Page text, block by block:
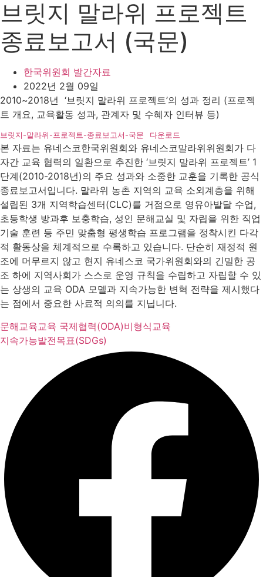
브릿지 말라위 프로젝트
종료보고서 (국문)
한국위원회 발간자료
2022년 2월 09일
2010~2018년 ‘브릿지 말라위 프로젝트’의 성과 정리 (프로젝
트 개요, 교육활동 성과, 관계자 및 수혜자 인터뷰 등)
브릿지-말라위-프로젝트-종료보고서-국문 다운로드
본 자료는 유네스코한국위원회와 유네스코말라위위원회가 다
자간 교육 협력의 일환으로 추진한 ‘브릿지 말라위 프로젝트’ 1
단계(2010-2018년)의 주요 성과와 소중한 교훈을 기록한 공식
종료보고서입니다. 말라위 농촌 지역의 교육 소외계층을 위해
설립된 3개 지역학습센터(CLC)를 거점으로 영유아발달 수업,
초등학생 방과후 보충학습, 성인 문해교실 및 자립을 위한 직업
기술 훈련 등 주민 맞춤형 평생학습 프로그램을 정착시킨 다각
적 활동상을 체계적으로 수록하고 있습니다. 단순히 재정적 원
조에 머무르지 않고 현지 유네스코 국가위원회와의 긴밀한 공
조 하에 지역사회가 스스로 운영 규칙을 수립하고 자립할 수 있
는 상생의 교육 ODA 모델과 지속가능한 변혁 전략을 제시했다
는 점에서 중요한 사료적 의의를 지닙니다.
문해교육교육 국제협력(ODA)비형식교육
지속가능발전목표(SDGs)